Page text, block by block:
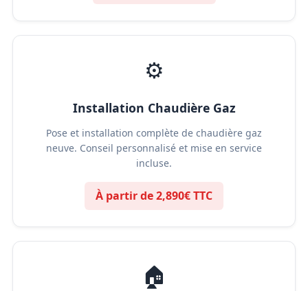
⚙️
Installation Chaudière Gaz
Pose et installation complète de chaudière gaz
neuve. Conseil personnalisé et mise en service
incluse.
À partir de 2,890€ TTC
🏠